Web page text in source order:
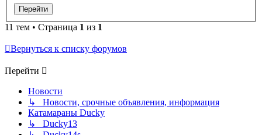
11 тем • Страница 1 из 1
Вернуться к списку форумов
Перейти
Новости
↳ Новости, срочные объявления, информация
Катамараны Ducky
↳ Ducky13